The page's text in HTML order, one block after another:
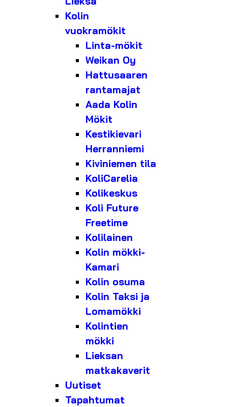
Kolin
vuokramökit
Linta-mökit
Weikan Oy
Hattusaaren
rantamajat
Aada Kolin
Mökit
Kestikievari
Herranniemi
Kiviniemen tila
KoliCarelia
Kolikeskus
Koli Future
Freetime
Kolilainen
Kolin mökki-
Kamari
Kolin osuma
Kolin Taksi ja
Lomamökki
Kolintien
mökki
Lieksan
matkakaverit
Uutiset
Tapahtumat